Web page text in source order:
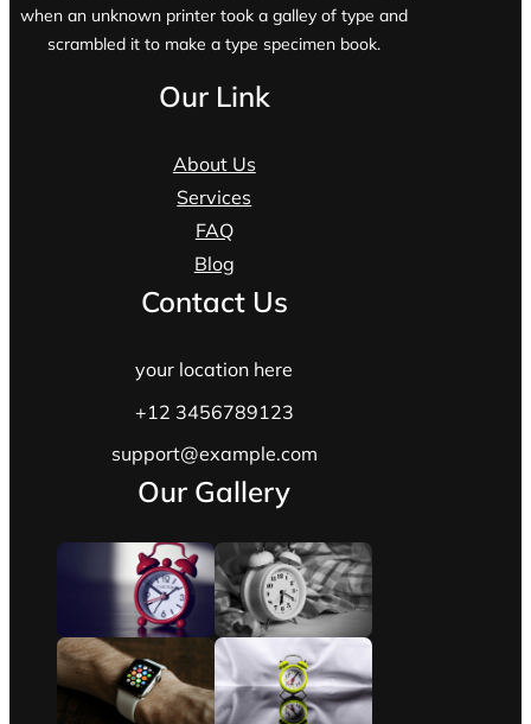
when an unknown printer took a galley of type and
scrambled it to make a type specimen book.
Our Link
About Us
Services
FAQ
Blog
Contact Us
your location here
+12 3456789123
support@example.com
Our Gallery